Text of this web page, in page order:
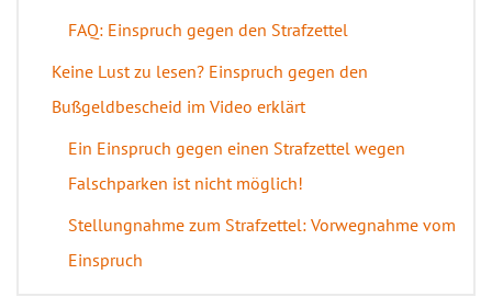
FAQ: Einspruch gegen den Strafzettel
Keine Lust zu lesen? Einspruch gegen den
Bußgeldbescheid im Video erklärt
Ein Einspruch gegen einen Strafzettel wegen
Falschparken ist nicht möglich!
Stellungnahme zum Strafzettel: Vorwegnahme vom
Einspruch